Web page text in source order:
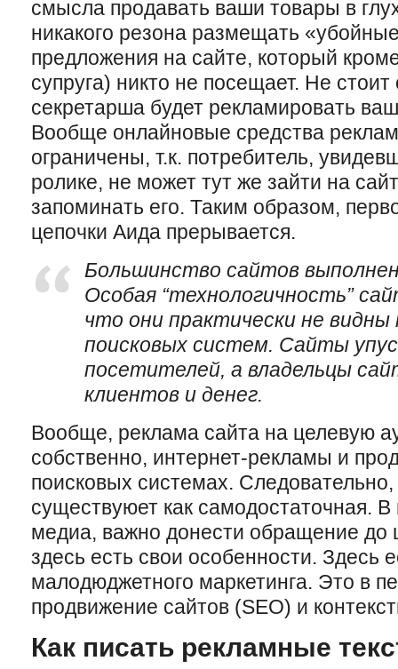
смысла продавать ваши товары в
никакого резона размещать
предложения на сайте, который
супруга) никто не посещает. Не
секретарша будет рекламировать
Вообще онлайновые средства
ограничены, т.к. потребитель,
ролике, не может тут же зайти на
запоминать его. Таким образом,
цепочки Аида прерывается.
Большинство сайтов
Особая “технологичность”
что они практически не видны
поисковых систем. Сайты
посетителей, а владельцы
клиентов и денег.
Вообще, реклама сайта на целевую
собственно, интернет-рекламы и
поисковых системах.
существуюет как самодостаточная. В
медиа, важно донести обращение до
здесь есть свои особенности. Здесь
малодюджетного маркетинга. Это в
продвижение сайтов (SEO) и
Как писать рекламные